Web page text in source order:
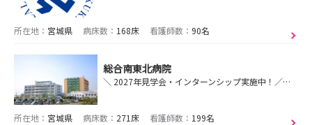
所在地： 宮城県 病床数： 168床 看護師数： 90名
総合南東北病院
＼ 2027年見学会・インターンシップ実施中！／ #宮城県岩沼市 #急性期医療 #災害拠点病院 #教育体制充実
所在地： 宮城県 病床数： 271床 看護師数： 199名